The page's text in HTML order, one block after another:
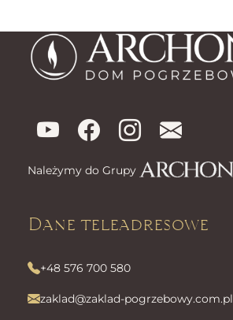
Należymy do Grupy
Dane teleadresowe
+48 576 700 580
zaklad@zaklad-pogrzebowy.com.pl